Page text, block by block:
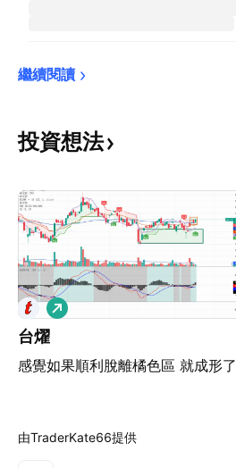
繼續閱讀
投資想法
台燿
感覺如果順利脫離橘色區 就成形了
看
多
由TraderKate66提供